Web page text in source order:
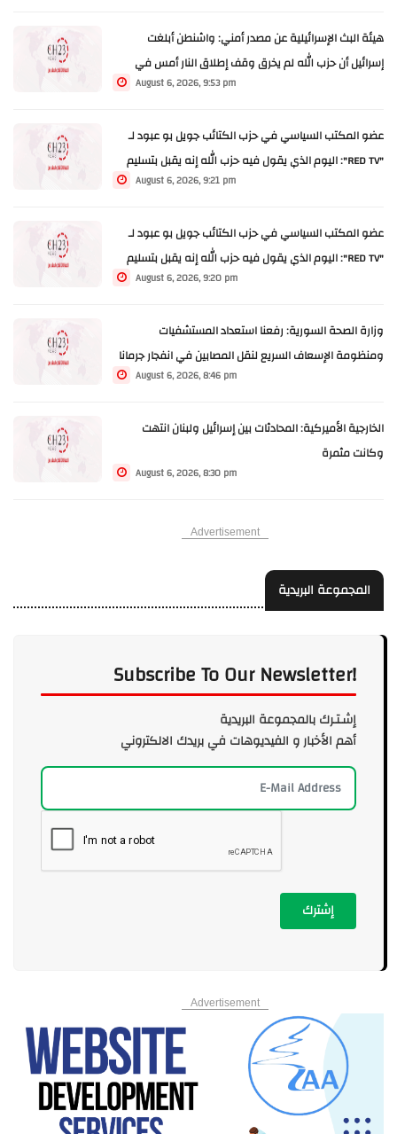
هيئة البث الإسرائيلية عن مصدر أمني: واشنطن أبلغت
إسرائيل أن حزب الله لم يخرق وقف إطلاق النار أمس في
August 6, 2026, 9:53 pm
عضو المكتب السياسي في حزب الكتائب جويل بو عبود لـ
"RED TV": اليوم الذي يقول فيه حزب الله إنه يقبل بتسليم
سلاحه عندها يمكن أن يكون الحوار واندماجه مع الجيش
August 6, 2026, 9:21 pm
عضو المكتب السياسي في حزب الكتائب جويل بو عبود لـ
"RED TV": اليوم الذي يقول فيه حزب الله إنه يقبل بتسليم
سلاحه عندها يمكن أن يكون الحوار واندماجه مع الجيش
August 6, 2026, 9:20 pm
وزارة الصحة السورية: رفعنا استعداد المستشفيات
ومنظومة الإسعاف السريع لنقل المصابين في انفجار جرمانا
August 6, 2026, 8:46 pm
الخارجية الأميركية: المحادثات بين إسرائيل ولبنان انتهت
وكانت مثمرة
August 6, 2026, 8:30 pm
Advertisement
المجموعة البريدية
Subscribe To Our Newsletter!
إشـتـرك بالمجموعة البريدية
أهم الأخبار و الفيديوهات في بريدك الالكتروني
إشترك
Advertisement